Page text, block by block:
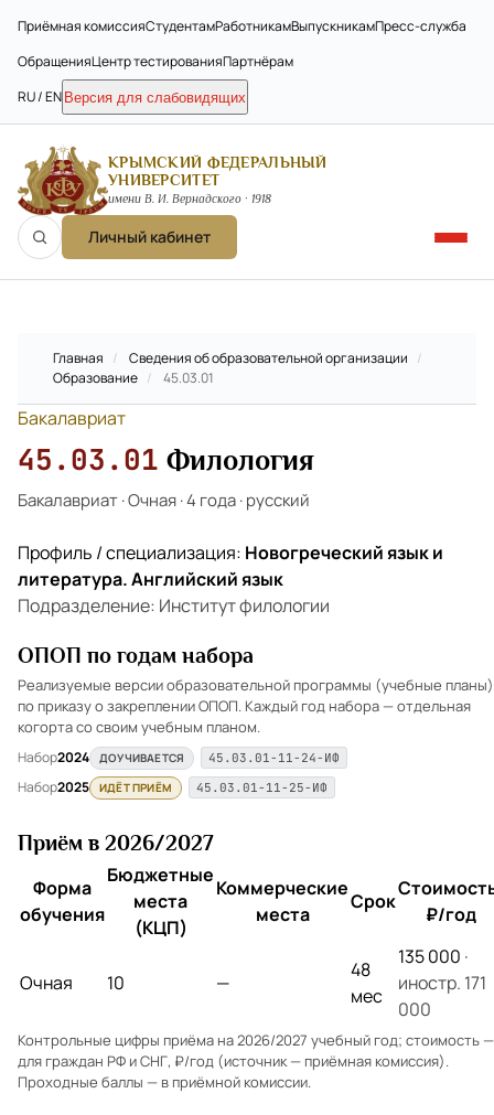
Приёмная комиссияСтудентамРаботникамВыпускникамПресс-служба
ОбращенияЦентр тестированияПартнёрам
RU / EN Версия для слабовидящих
КРЫМСКИЙ ФЕДЕРАЛЬНЫЙ
УНИВЕРСИТЕТ
имени В. И. Вернадского · 1918
Личный кабинет
Главная / Сведения об образовательной организации /
Образование / 45.03.01
Бакалавриат
45.03.01 Филология
Бакалавриат·Очная·4 года·русский
Профиль / специализация: Новогреческий язык и
литература. Английский язык
Подразделение: Институт филологии
ОПОП по годам набора
Реализуемые версии образовательной программы (учебные планы)
по приказу о закреплении ОПОП. Каждый год набора — отдельная
когорта со своим учебным планом.
Набор2024 ДОУЧИВАЕТСЯ 45.03.01-11-24-ИФ
Набор2025 ИДЁТ ПРИЁМ 45.03.01-11-25-ИФ
Приём в 2026/2027
Форма
обучения
Бюджетные
места
(КЦП)
Коммерческие
места
Срок
₽/год
Очная 10 —
48
мес
135 000 ·
иностр. 171
000
Контрольные цифры приёма на 2026/2027 учебный год; стоимость —
для граждан РФ и СНГ, ₽/год (источник — приёмная комиссия).
Проходные баллы — в приёмной комиссии.